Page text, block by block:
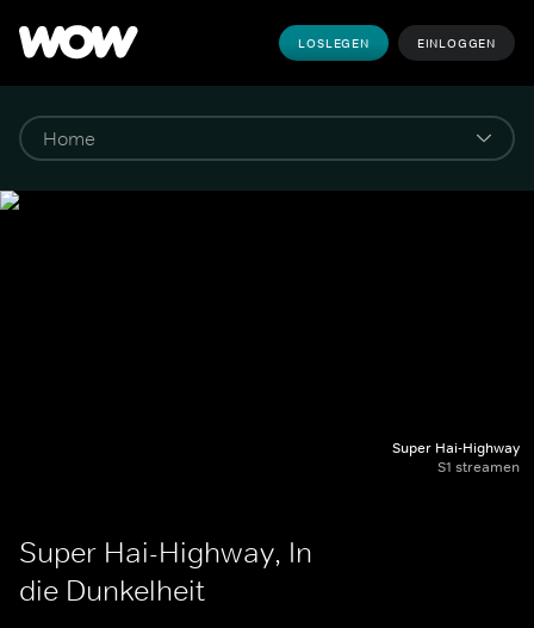
LOSLEGEN EINLOGGEN
Super Hai-Highway
S1 streamen
Super Hai-Highway, In
die Dunkelheit